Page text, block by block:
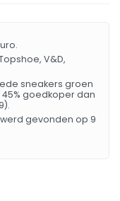
V&D,
sneakers groen
goedkoper dan
gevonden op 9